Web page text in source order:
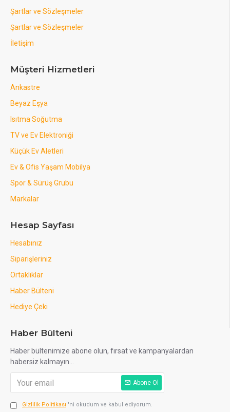
Şartlar ve Sözleşmeler
Şartlar ve Sözleşmeler
İletişim
Müşteri Hizmetleri
Ankastre
Beyaz Eşya
Isıtma Soğutma
TV ve Ev Elektroniği
Küçük Ev Aletleri
Ev & Ofis Yaşam Mobilya
Spor & Sürüş Grubu
Markalar
Hesap Sayfası
Hesabınız
Siparişleriniz
Ortaklıklar
Haber Bülteni
Hediye Çeki
Haber Bülteni
Haber bültenimize abone olun, fırsat ve kampanyalardan
habersiz kalmayın...
Abone Ol
Gizlilik Politikası 'ni okudum ve kabul ediyorum.